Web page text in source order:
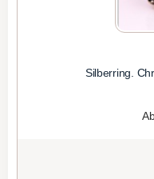
Silberring.